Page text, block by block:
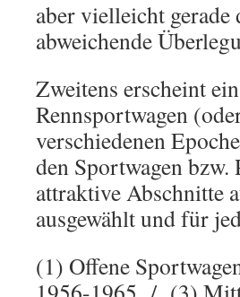
aber vielleicht
abweichende
Zweitens erscheint
Rennsportwagen
verschiedenen
den Sportwagen
attraktive Abschnitte
ausgewählt und für
(1) Offene